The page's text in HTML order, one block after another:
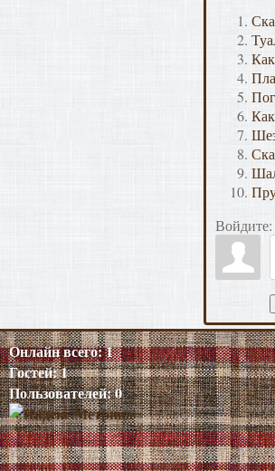
Войдите:
Онлайн всего:1
Гостей:1
Пользователей:0